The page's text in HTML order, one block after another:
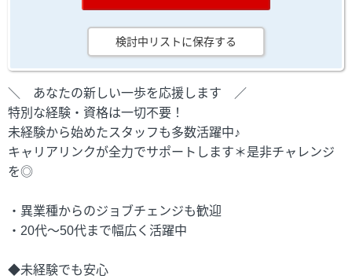
検討中リストに保存する
＼ あなたの新しい一歩を応援します ／
特別な経験・資格は一切不要！
未経験から始めたスタッフも多数活躍中♪
キャリアリンクが全力でサポートします＊是非チャレンジ
を◎
・異業種からのジョブチェンジも歓迎
・20代～50代まで幅広く活躍中
◆未経験でも安心